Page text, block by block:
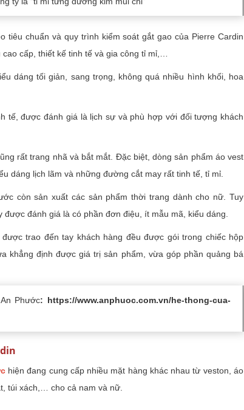
tiêu chuẩn và quy trình kiểm soát gắt gao của Pierre Cardin
cấp, thiết kế tinh tế và gia công tỉ mỉ,…
dáng tối giản, sang trọng, không quá nhiều hình khối, hoa
tế, được đánh giá là lịch sự và phù hợp với đối tượng khách
rất trang nhã và bắt mắt. Đặc biệt, dòng sản phẩm áo vest
dáng lịch lãm và những đường cắt may rất tinh tế, tỉ mỉ.
còn sản xuất các sản phẩm thời trang dành cho nữ. Tuy
đánh giá là có phần đơn điệu, ít mẫu mã, kiểu dáng.
trao đến tay khách hàng đều được gói trong chiếc hộp
khẳng định được giá trị sản phẩm, vừa góp phần quảng bá
Phước: https://www.anphuoc.com.vn/he-thong-cua-
hiện đang cung cấp nhiều mặt hàng khác nhau từ veston, áo
túi xách,… cho cả nam và nữ.